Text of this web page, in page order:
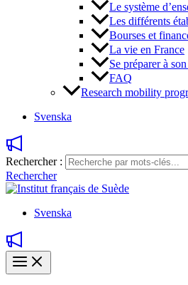
Le système
Les différents
Bourses et
La vie en France
Se préparer à
FAQ
Research mobility
Svenska
Rechercher :
Rechercher
Svenska